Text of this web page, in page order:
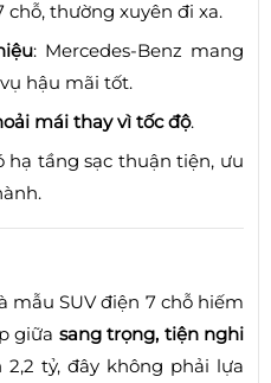
chỗ, thường xuyên đi xa.
: Mercedes-Benz mang
hậu mãi tốt.
mái thay vì tốc độ.
hạ tầng sạc thuận tiện, ưu
mẫu SUV điện 7 chỗ hiếm
giữa sang trọng, tiện nghi
2,2 tỷ, đây không phải lựa